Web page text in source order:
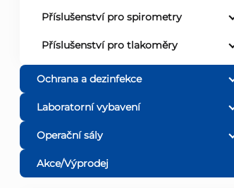
a
n
e
l
Příslušenství pro spirometry
Příslušenství pro tlakoměry
Ochrana a dezinfekce
Laboratorní vybavení
Operační sály
Akce/Výprodej